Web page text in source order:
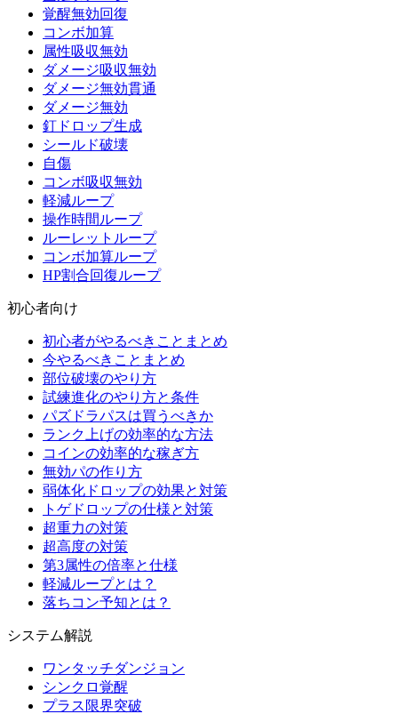
覚醒無効回復
コンボ加算
属性吸収無効
ダメージ吸収無効
ダメージ無効貫通
ダメージ無効
釘ドロップ生成
シールド破壊
自傷
コンボ吸収無効
軽減ループ
操作時間ループ
ルーレットループ
コンボ加算ループ
HP割合回復ループ
初心者向け
初心者がやるべきことまとめ
今やるべきことまとめ
部位破壊のやり方
試練進化のやり方と条件
パズドラパスは買うべきか
ランク上げの効率的な方法
コインの効率的な稼ぎ方
無効パの作り方
弱体化ドロップの効果と対策
トゲドロップの仕様と対策
超重力の対策
超高度の対策
第3属性の倍率と仕様
軽減ループとは？
落ちコン予知とは？
システム解説
ワンタッチダンジョン
シンクロ覚醒
プラス限界突破